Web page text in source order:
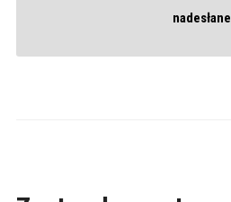
nadesłane